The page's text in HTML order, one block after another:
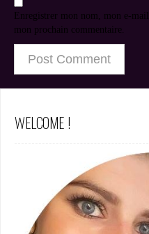
Enregistrer mon nom, mon e-
mon prochain commentaire.
WELCOME !